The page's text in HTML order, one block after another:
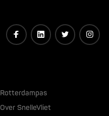
Rotterdampas
Over SnelleVliet